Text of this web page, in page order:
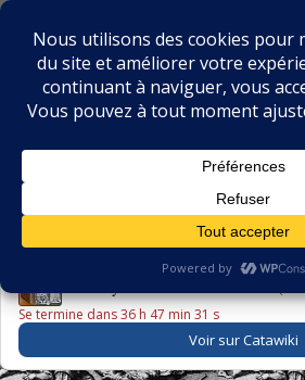
LE BLOG DU BIBLIOPHILE, DES
LE LIVRE DU JOUR
Se termine dans 36 h 47 min 30 s
Voir sur Catawiki